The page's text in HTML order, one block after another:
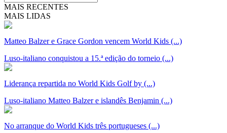
MAIS RECENTES
MAIS LIDAS
Matteo Balzer e Grace Gordon vencem World Kids (...)
Luso-italiano conquistou a 15.ª edição do torneio (...)
Liderança repartida no World Kids Golf by (...)
Luso-italiano Matteo Balzer e islandês Benjamin (...)
No arranque do World Kids três portugueses (...)